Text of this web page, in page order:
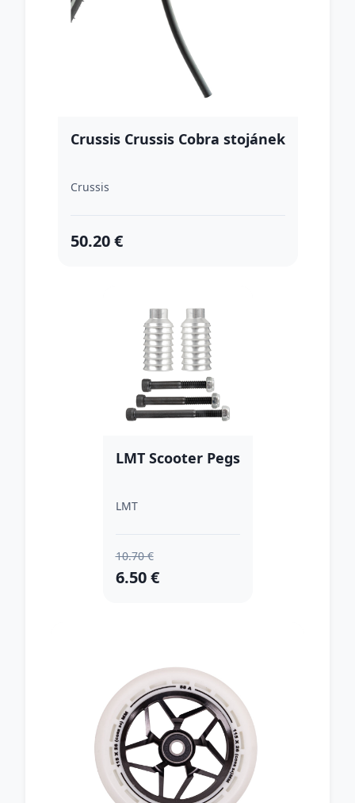
Crussis Crussis Cobra stojánek
Crussis
50.20 €
LMT Scooter Pegs
LMT
10.70 €
6.50 €